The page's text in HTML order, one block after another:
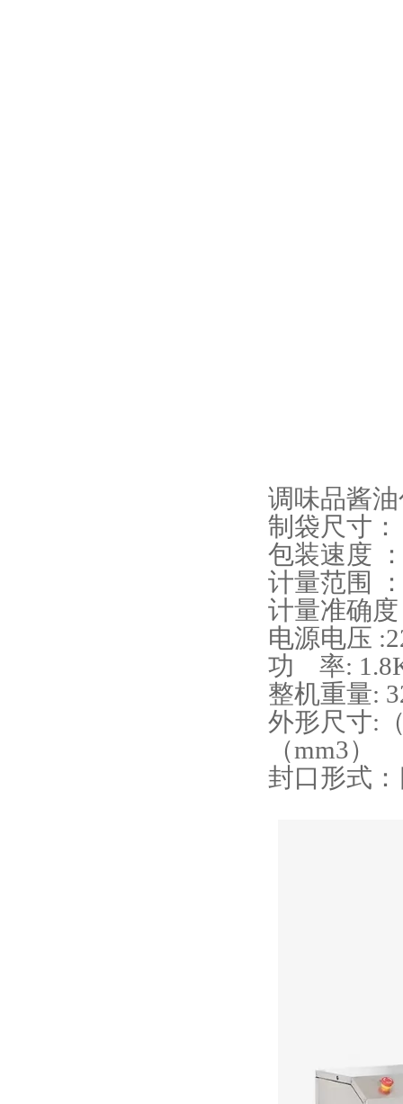
调味品酱
制袋尺寸
包装速度
计量范围
计量准确度
电源电压
功 率:
整机重量:
外形尺寸:
（mm3）
封口形式